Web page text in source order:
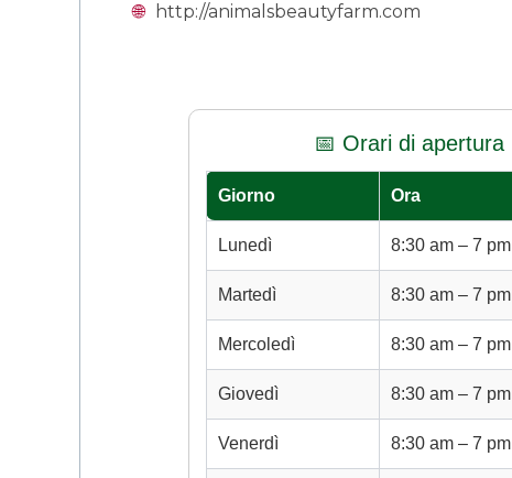
🌐
http://animalsbeautyfarm.com
📅 Orari di apertura
Giorno Ora
Lunedì 8:30 am – 7 pm
Martedì 8:30 am – 7 pm
Mercoledì 8:30 am – 7 pm
Giovedì 8:30 am – 7 pm
Venerdì 8:30 am – 7 pm